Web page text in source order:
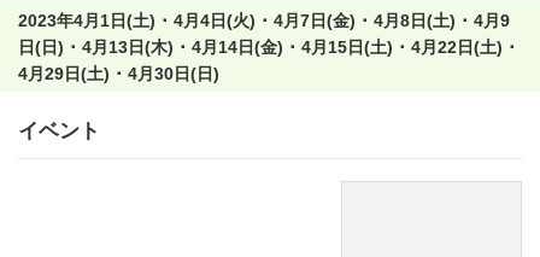
2023年4月1日(土) ･ 4月4日(火) ･ 4月7日(金) ･ 4月8日(土) ･ 4月9
日(日) ･ 4月13日(木) ･ 4月14日(金) ･ 4月15日(土) ･ 4月22日(土) ･
4月29日(土) ･ 4月30日(日)
イベント